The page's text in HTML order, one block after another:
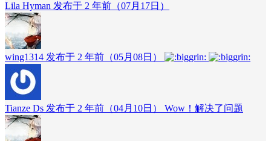
Lila Hyman 发布于 2 年前（07月17日）
wing1314 发布于 2 年前（05月08日）
Tianze Ds 发布于 2 年前（04月10日） Wow！解决了问题